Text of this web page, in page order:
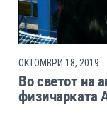
ОКТОМВРИ 18, 2019
Во светот на
физичарката